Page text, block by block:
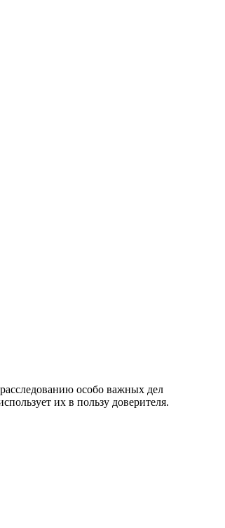
особо важных дел
их в пользу доверителя.